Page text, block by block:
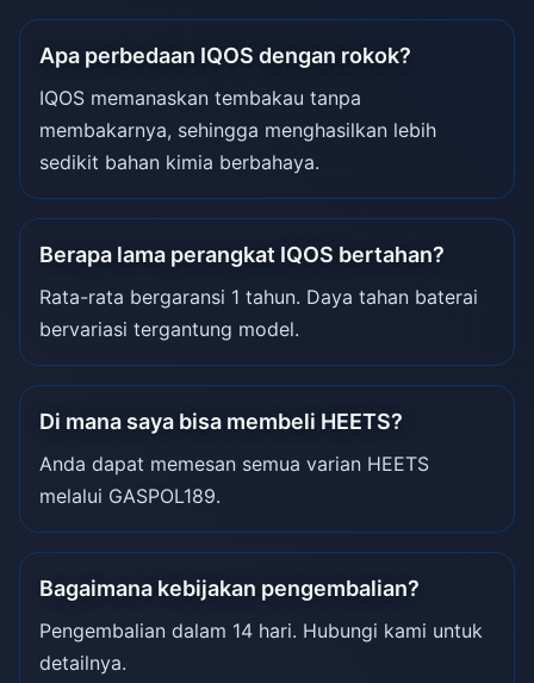
Apa perbedaan IQOS dengan rokok?
IQOS memanaskan tembakau tanpa
membakarnya, sehingga menghasilkan lebih
sedikit bahan kimia berbahaya.
Berapa lama perangkat IQOS bertahan?
Rata-rata bergaransi 1 tahun. Daya tahan baterai
bervariasi tergantung model.
Di mana saya bisa membeli HEETS?
Anda dapat memesan semua varian HEETS
melalui GASPOL189.
Bagaimana kebijakan pengembalian?
Pengembalian dalam 14 hari. Hubungi kami untuk
detailnya.